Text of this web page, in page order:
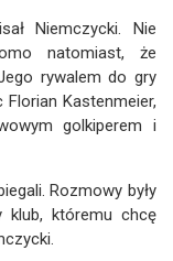
Niemczycki. Nie
natomiast, że
rywalem do gry
Kastenmeier,
golkiperem i
Rozmowy były
klub, któremu chcę